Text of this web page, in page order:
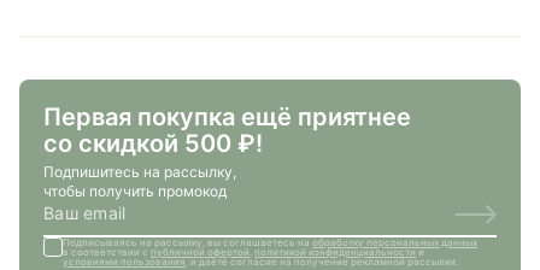
Первая покупка ещё приятнее
со скидкой 500 ₽!
Подпишитесь на рассылку,
чтобы получить промокод
Подписываясь на рассылку, вы соглашаетесь наобработку персональных данных
в соответствии спубличной офертой ,политикой конфиденциальностии
условиями пользования, и даёте согласие на получение рекламной рассылки.